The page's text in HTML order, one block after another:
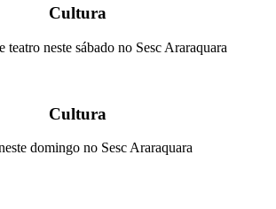
Cultura
teatro neste sábado no Sesc Araraquara
Cultura
domingo no Sesc Araraquara